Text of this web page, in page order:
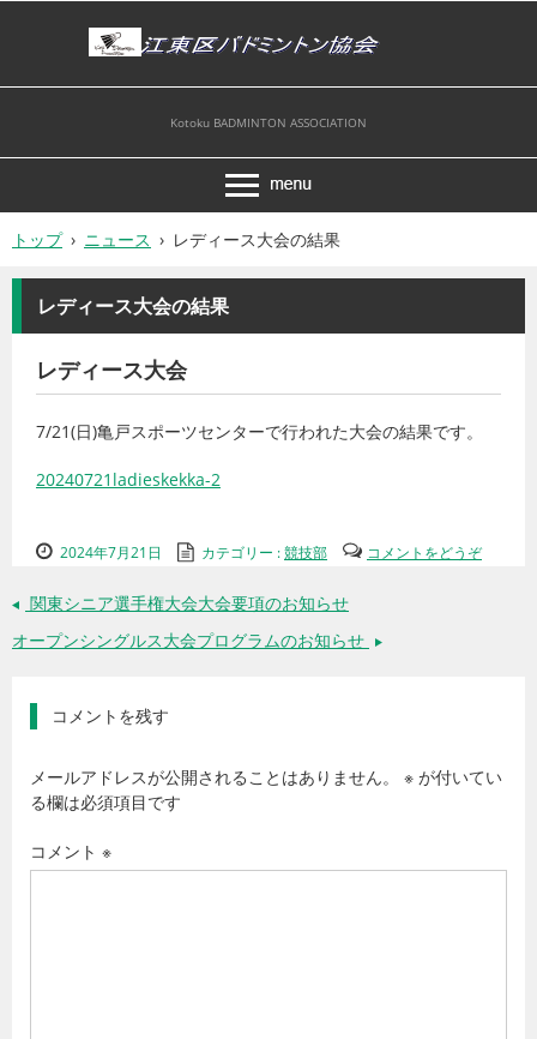
Kotoku BADMINTON ASSOCIATION
トップ › ニュース › レディース大会の結果
レディース大会の結果
レディース大会
7/21(日)亀戸スポーツセンターで行われた大会の結果です。
20240721ladieskekka-2
2024年7月21日 カテゴリー :競技部 コメントをどうぞ
関東シニア選手権大会大会要項のお知らせ
オープンシングルス大会プログラムのお知らせ
コメントを残す
メールアドレスが公開されることはありません。 ※ が付いてい
る欄は必須項目です
コメント ※